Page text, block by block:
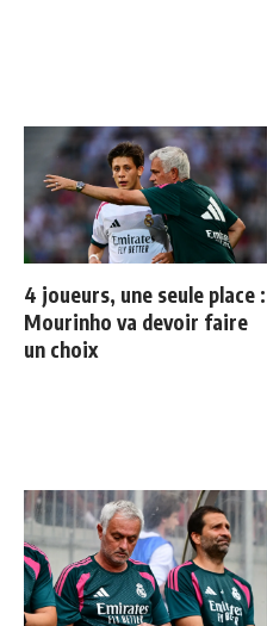
4 joueurs, une seule place :
Mourinho va devoir faire
un choix